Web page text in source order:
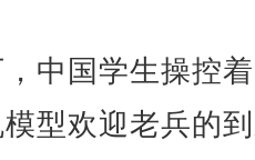
国学生操控
型欢迎老兵的